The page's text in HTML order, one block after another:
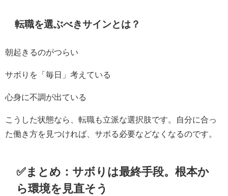
転職を選ぶべきサインとは？
朝起きるのがつらい
サボりを「毎日」考えている
心身に不調が出ている
こうした状態なら、転職も立派な選択肢です。自分に合っ
た働き方を見つければ、サボる必要などなくなるのです。
✅まとめ：サボりは最終手段。根本か
ら環境を見直そう